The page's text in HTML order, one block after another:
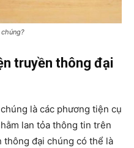
truyền thông đại
là các phương tiện cụ
lan tỏa thông tin trên
đại chúng có thể là